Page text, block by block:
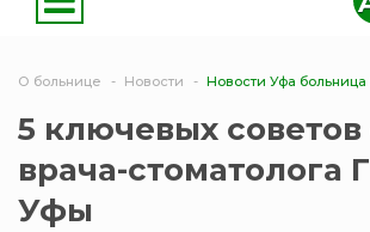
О больнице Новости Новости Уфа больница
5 ключевых советов
врача-стоматолога
Уфы